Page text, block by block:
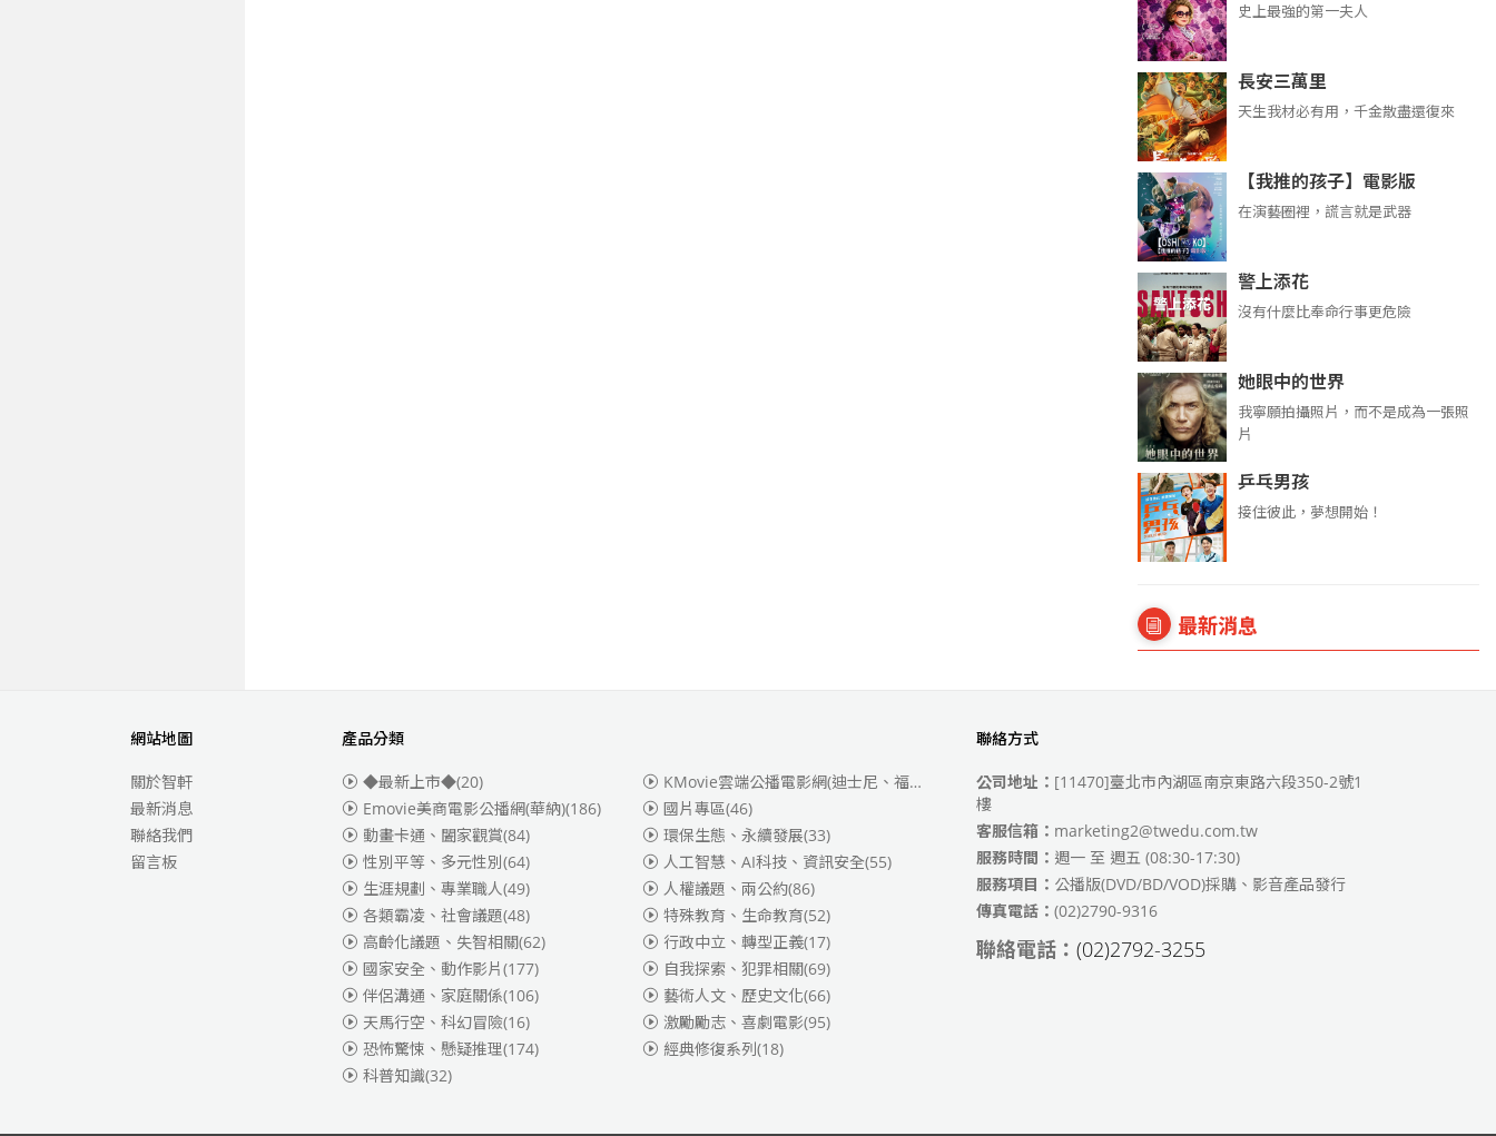
史上最強的第一夫人
長安三萬里
天生我材必有用，千金散盡還復來
【我推的孩子】電影版
在演藝圈裡，謊言就是武器
警上添花
沒有什麼比奉命行事更危險
她眼中的世界
我寧願拍攝照片，而不是成為一張照
片
乒乓男孩
接住彼此，夢想開始！
最新消息
網站地圖
關於智軒
最新消息
聯絡我們
留言板
產品分類
◆最新上市◆(20) KMovie雲端公播電影網(迪士尼、福斯、索尼)
(349)
Emovie美商電影公播網(華納)(186) 國片專區(46)
動畫卡通、闔家觀賞(84) 環保生態、永續發展(33)
性別平等、多元性別(64) 人工智慧、AI科技、資訊安全(55)
生涯規劃、專業職人(49) 人權議題、兩公約(86)
各類霸凌、社會議題(48) 特殊教育、生命教育(52)
高齡化議題、失智相關(62) 行政中立、轉型正義(17)
國家安全、動作影片(177) 自我探索、犯罪相關(69)
伴侶溝通、家庭關係(106) 藝術人文、歷史文化(66)
天馬行空、科幻冒險(16) 激勵勵志、喜劇電影(95)
恐怖驚悚、懸疑推理(174) 經典修復系列(18)
科普知識(32)
聯絡方式
公司地址： [11470]臺北市內湖區南京東路六段350-2號1
樓
客服信箱： marketing2@twedu.com.tw
服務時間： 週一 至 週五 (08:30-17:30)
服務項目： 公播版(DVD/BD/VOD)採購、影音產品發行
傳真電話： (02)2790-9316
聯絡電話： (02)2792-3255